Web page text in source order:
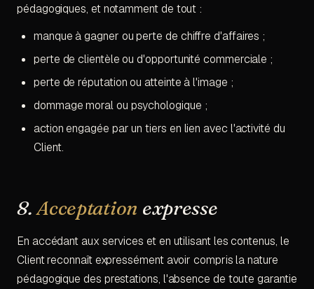
pédagogiques, et notamment de tout :
manque à gagner ou perte de chiffre d'affaires ;
perte de clientèle ou d'opportunité commerciale ;
perte de réputation ou atteinte à l'image ;
dommage moral ou psychologique ;
action engagée par un tiers en lien avec l'activité du
Client.
8.Acceptation expresse
En accédant aux services et en utilisant les contenus, le
Client reconnaît expressément avoir compris la nature
pédagogique des prestations, l'absence de toute garantie